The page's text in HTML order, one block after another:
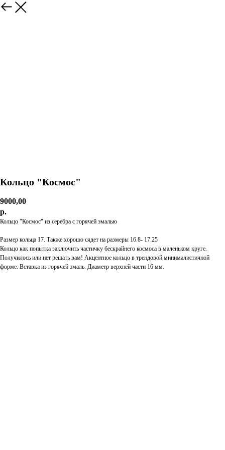
Кольцо "Космос"
9000,00
р.
Кольцо "Космос" из серебра с горячей эмалью
Размер кольца 17. Также хорошо сядет на размеры 16.8- 17.25
Кольцо как попытка заключить частичку бескрайнего космоса в маленьком круге.
Получилось или нет решать вам! Акцентное кольцо в трендовой минималистичной
форме. Вставка из горячей эмаль. Диаметр верхней части 16 мм.